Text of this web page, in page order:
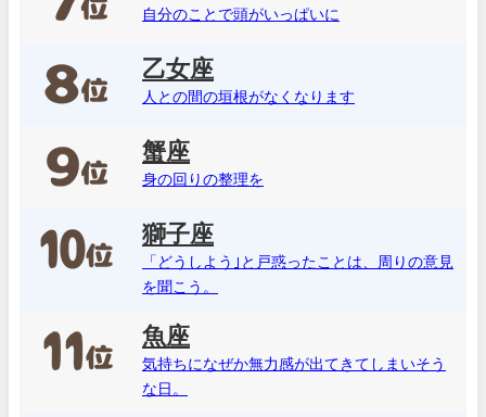
自分のことで頭がいっぱいに
乙女座
人との間の垣根がなくなります
蟹座
身の回りの整理を
獅子座
「どうしよう｣と戸惑ったことは、周りの意見
を聞こう。
魚座
気持ちになぜか無力感が出てきてしまいそう
な日。